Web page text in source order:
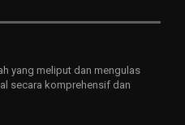
yang meliput dan mengulas
secara komprehensif dan